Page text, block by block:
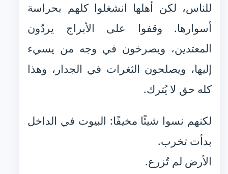
للناس، لكن أهلها انشغلوا كلهم بحراسة
أسوارها. وقفوا على الأبراج يردّون
المعتدين، ويصرخون في وجه من يسيء
إليها، ويصلحون الثغرات في الجدار، وهذا
كله حق لا يُترك.
لكنهم نسوا شيئًا مخيفًا: البيوت في الداخل
بدأت تخرب.
الأرض لم تُزرع.